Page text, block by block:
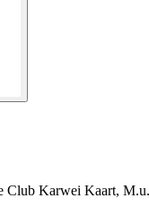
Karwei Kaart,